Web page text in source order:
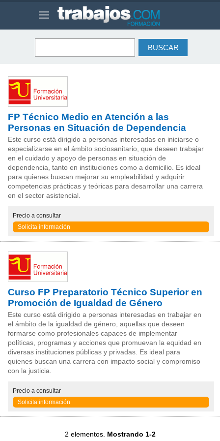
FP Técnico Medio en Atención a las
Personas en Situación de Dependencia
Este curso está dirigido a personas interesadas en iniciarse o
especializarse en el ámbito sociosanitario, que deseen trabajar
en el cuidado y apoyo de personas en situación de
dependencia, tanto en instituciones como a domicilio. Es ideal
para quienes buscan mejorar su empleabilidad y adquirir
competencias prácticas y teóricas para desarrollar una carrera
en el sector asistencial.
Precio a consultar
Solicita información
Curso FP Preparatorio Técnico Superior en
Promoción de Igualdad de Género
Este curso está dirigido a personas interesadas en trabajar en
el ámbito de la igualdad de género, aquellas que deseen
formarse como profesionales capaces de implementar
políticas, programas y acciones que promuevan la equidad en
diversas instituciones públicas y privadas. Es ideal para
quienes buscan una carrera con impacto social y compromiso
con la justicia.
Precio a consultar
Solicita información
2 elementos. Mostrando 1-2